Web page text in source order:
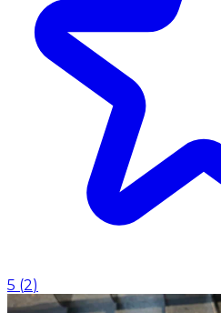
5 (2)